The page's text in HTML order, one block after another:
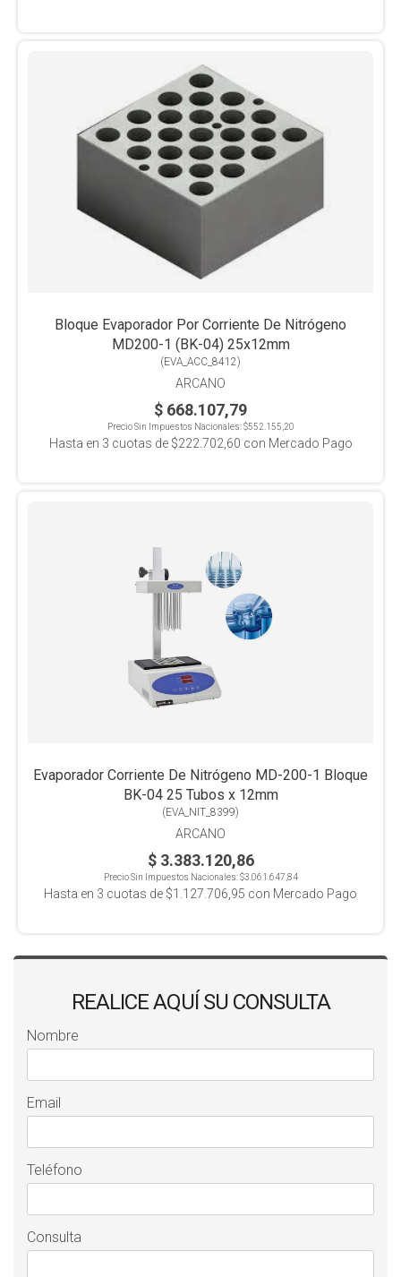
Bloque Evaporador Por Corriente De Nitrógeno
MD200-1 (BK-04) 25x12mm
(EVA_ACC_8412)
ARCANO
$ 668.107,79
Precio Sin Impuestos Nacionales:$552.155,20
Hasta en 3 cuotas de $222.702,60 con Mercado Pago
Evaporador Corriente De Nitrógeno MD-200-1 Bloque
BK-04 25 Tubos x 12mm
(EVA_NIT_8399)
ARCANO
$ 3.383.120,86
Precio Sin Impuestos Nacionales:$3.061.647,84
Hasta en 3 cuotas de $1.127.706,95 con Mercado Pago
REALICE AQUÍ SU CONSULTA
Nombre
Email
Teléfono
Consulta